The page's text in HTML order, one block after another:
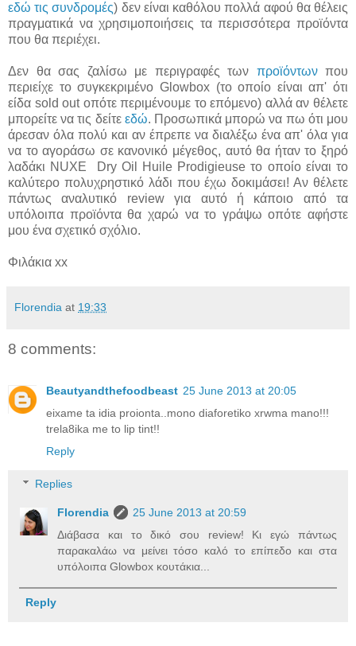
εδώ τις συνδρομές) δεν είναι καθόλου πολλά αφού θα θέλεις
πραγματικά να χρησιμοποιήσεις τα περισσότερα προϊόντα
που θα περιέχει.
Δεν θα σας ζαλίσω με περιγραφές των προϊόντωνπου
περιείχε το συγκεκριμένο Glowbox (το οποίο είναι απ' ότι
είδα sold out οπότε περιμένουμε το επόμενο) αλλά αν θέλετε
μπορείτε να τις δείτε εδώ. Προσωπικά μπορώ να πω ότι μου
άρεσαν όλα πολύ και αν έπρεπε να διαλέξω ένα απ' όλα για
να το αγοράσω σε κανονικό μέγεθος, αυτό θα ήταν το ξηρό
λαδάκι NUXE Dry Oil Huile Prodigieuse το οποίο είναι το
καλύτερο πολυχρηστικό λάδι που έχω δοκιμάσει! Αν θέλετε
πάντως αναλυτικό review για αυτό ή κάποιο από τα
υπόλοιπα προϊόντα θα χαρώ να το γράψω οπότε αφήστε
μου ένα σχετικό σχόλιο.
Φιλάκια xx
Florendia at 19:33
8 comments:
Beautyandthefoodbeast 25 June 2013 at 20:05
eixame ta idia proionta..mono diaforetiko xrwma mano!!!
trela8ika me to lip tint!!
Reply
Replies
Florendia
25 June 2013 at 20:59
Διάβασα και το δικό σου review! Κι εγώ πάντως
παρακαλάω να μείνει τόσο καλό το επίπεδο και στα
υπόλοιπα Glowbox κουτάκια...
Reply